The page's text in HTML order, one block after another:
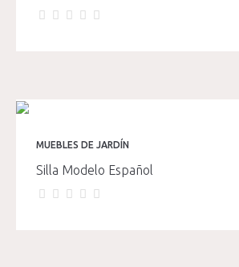
MUEBLES DE JARDÍN
Silla Modelo Español